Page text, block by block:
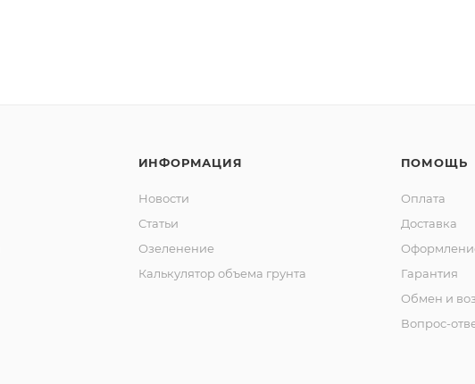
ИНФОРМАЦИЯ
Новости
Статьи
Озеленение
Калькулятор объема грунта
ПОМОЩЬ
Оплата
Доставка
Гарантия
Обмен и
Вопрос-